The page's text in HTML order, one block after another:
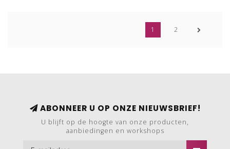
1 2
ABONNEER U OP ONZE NIEUWSBRIEF!
U blijft op de hoogte van onze producten,
aanbiedingen en workshops